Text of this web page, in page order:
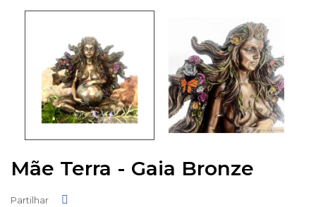
Mãe Terra - Gaia Bronze
Partilhar